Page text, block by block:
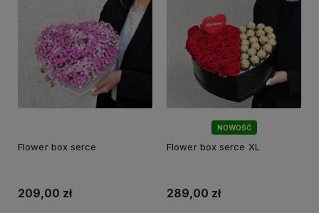
Flower box serce
209,00 zł
NOWOŚĆ
Flower box serce XL
289,00 zł